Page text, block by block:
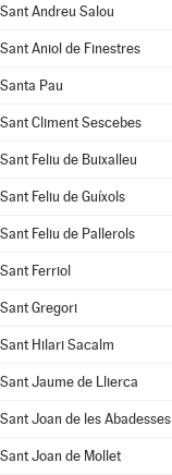
Sant Andreu Salou
Sant Aniol de Finestres
Santa Pau
Sant Climent Sescebes
Sant Feliu de Buixalleu
Sant Feliu de Guíxols
Sant Feliu de Pallerols
Sant Ferriol
Sant Gregori
Sant Hilari Sacalm
Sant Jaume de Llierca
Sant Joan de les Abadesses
Sant Joan de Mollet